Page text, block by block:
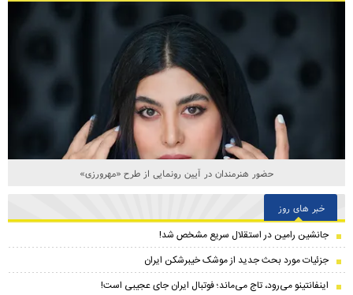
حضور هنرمندان در آیین رونمایی از طرح «مهرورزی»
خبر های روز
جانشین رامین در استقلال سریع مشخص شد!
جزئیات مورد بحث جدید از موشک خیبرشکن ایران
اینفانتینو می‌رود، تاج می‌ماند؛ فوتبال ایران جای عجیبی است!